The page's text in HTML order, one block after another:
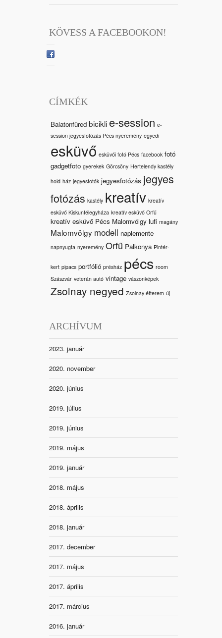
KÖVESS A FACEBOOKON!
CÍMKÉK
Balatonfüred bicikli e-session e-
session jegyesfotózás Pécs nyeremény egyedi
esküvő esküvői fotó Pécs facebook fotó
gadgetfoto gyerekek Görcsöny Hertelendy kastély
hold ház jegyesfotók jegyesfotózás jegyes
fotózás kastély kreatív kreatív
esküvő Kiskunfélegyháza kreatív esküvő Orfű
kreatív esküvő Pécs Malomvölgy lufi magány
Malomvölgy modell naplemente
napnyugta nyeremény Orfű Palkonya Pintér-
kert pipacs portfólió présház pécs room
Szászvár veterán autó vintage vászonképek
Zsolnay negyed Zsolnay étterem új
ARCHÍVUM
2023. január
2020. november
2020. június
2019. július
2019. június
2019. május
2019. január
2018. május
2018. április
2018. január
2017. december
2017. május
2017. április
2017. március
2016. január